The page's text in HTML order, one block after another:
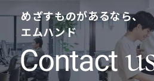
めざすものがあるなら、
エムハンド